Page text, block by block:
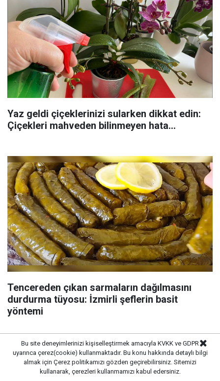
Yaz geldi çiçeklerinizi sularken dikkat edin:
Çiçekleri mahveden bilinmeyen hata...
Tencereden çıkan sarmaların dağılmasını
durdurma tüyosu: İzmirli şeflerin basit
yöntemi
Bu site deneyimlerinizi kişiselleştirmek amacıyla KVKK ve GDPR
uyarınca çerez(cookie) kullanmaktadır. Bu konu hakkında detaylı bilgi
almak için Çerez politikamızı gözden geçirebilirsiniz. Sitemizi
kullanarak, çerezleri kullanmamızı kabul edersiniz.